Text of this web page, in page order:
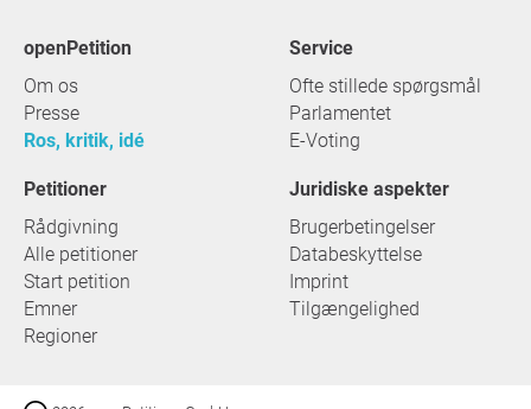
openPetition
Om os
Presse
Ros, kritik, idé
service
Ofte stillede spørgsmål
Parlamentet
E-Voting
Petitioner
Rådgivning
Alle petitioner
Start petition
Emner
Regioner
Juridiske aspekter
Brugerbetingelser
Databeskyttelse
Imprint
Tilgængelighed